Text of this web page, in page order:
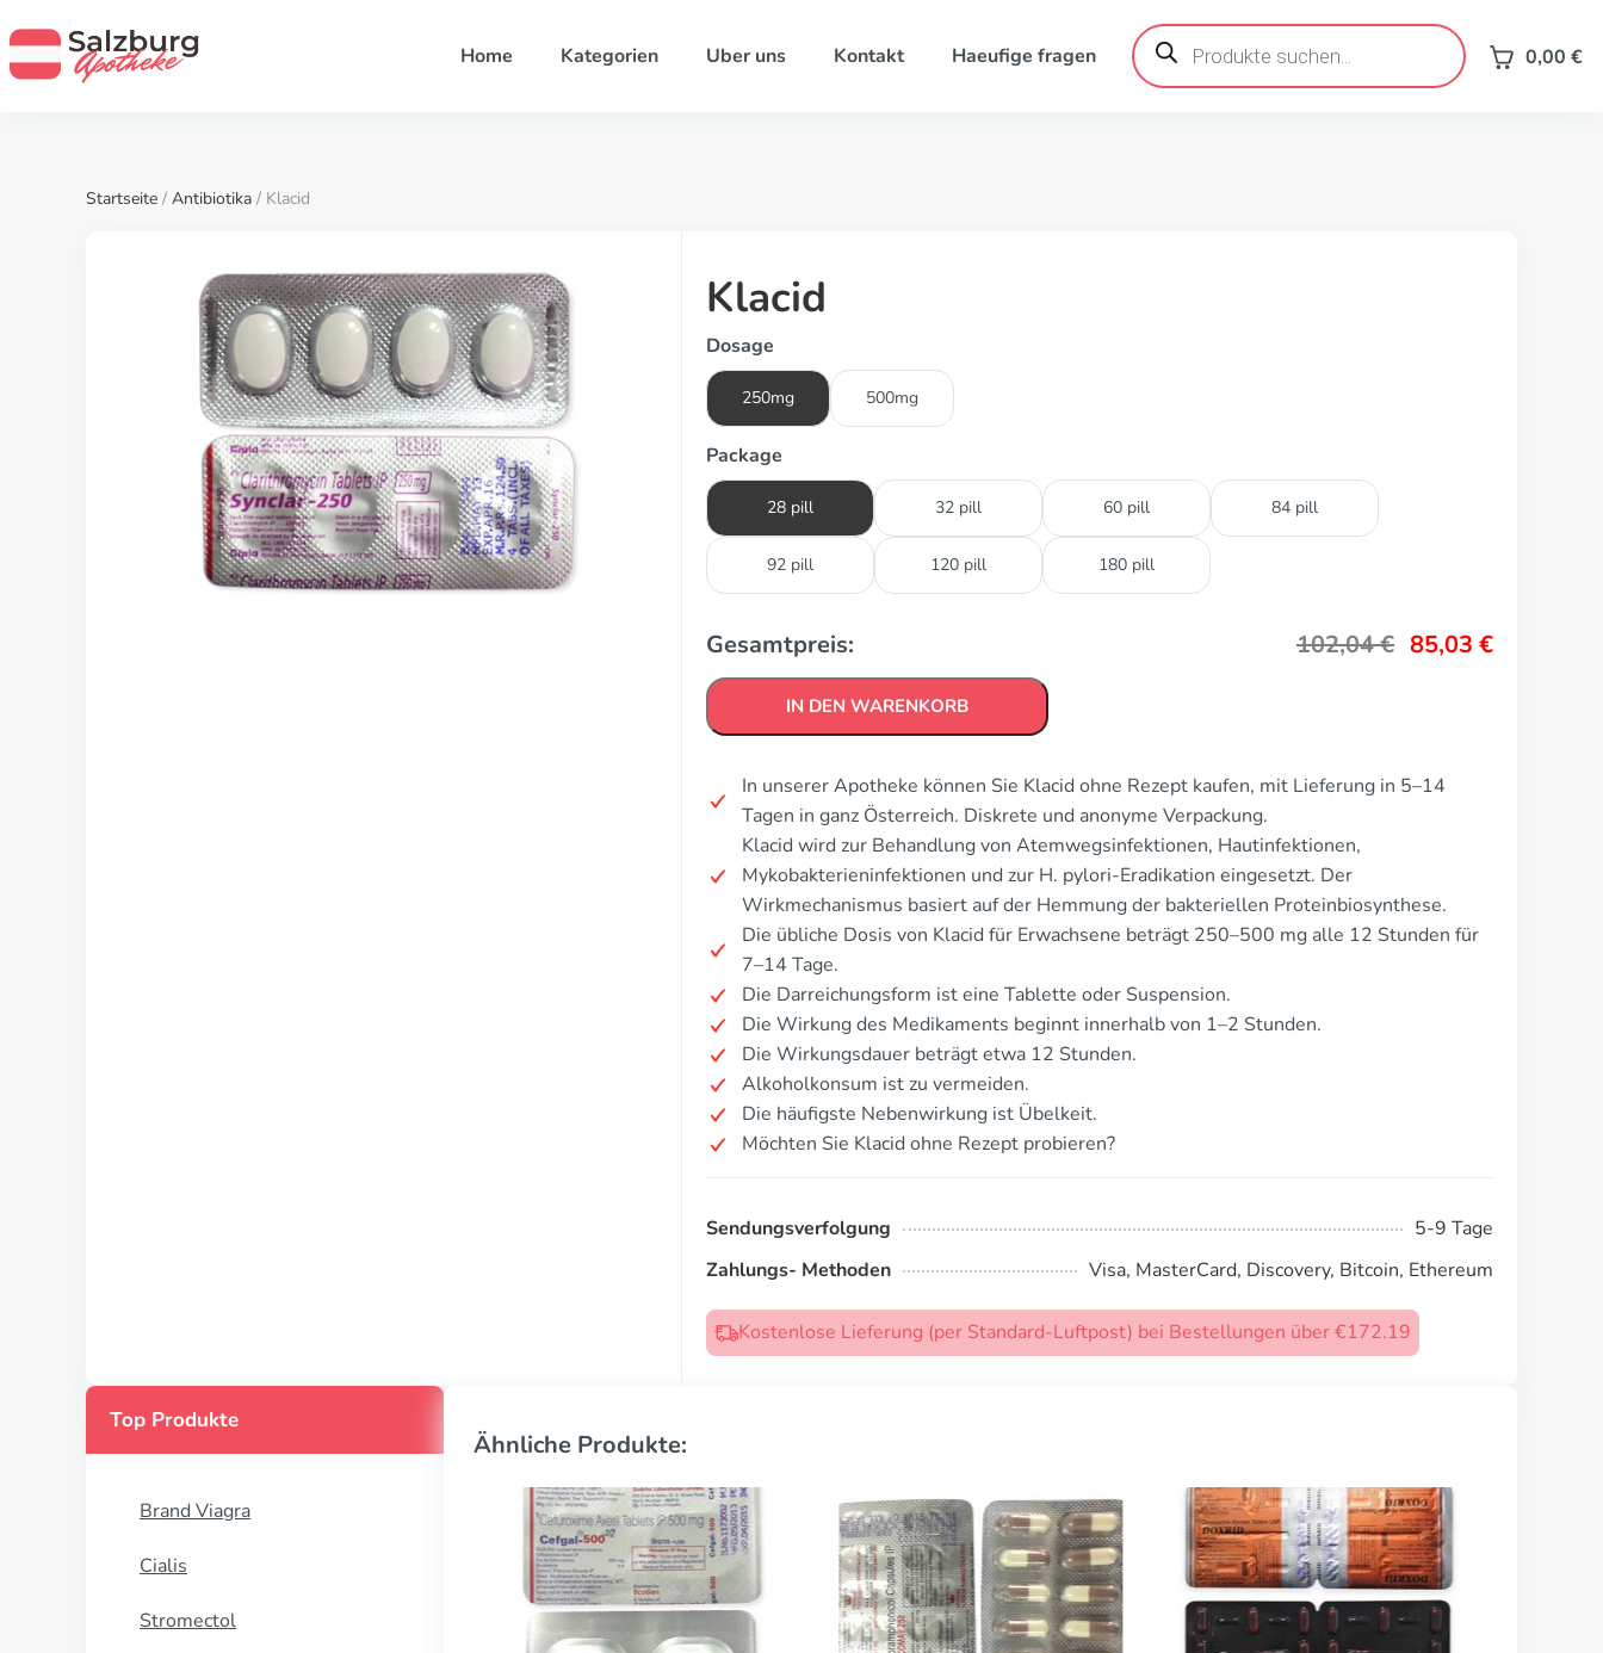
Home Kategorien Uber uns Kontakt Haeufige fragen
Products
search 0,00 €
Startseite / Antibiotika / Klacid
Klacid
Dosage
250mg 500mg
Package
28 pill 32 pill 60 pill 84 pill
92 pill 120 pill 180 pill
Gesamtpreis: 102,04€ 85,03 €
IN DEN WARENKORB
In unserer Apotheke können Sie Klacid ohne Rezept kaufen, mit Lieferung in 5–14
Tagen in ganz Österreich. Diskrete und anonyme Verpackung.
Klacid wird zur Behandlung von Atemwegsinfektionen, Hautinfektionen,
Mykobakterieninfektionen und zur H. pylori-Eradikation eingesetzt. Der
Wirkmechanismus basiert auf der Hemmung der bakteriellen Proteinbiosynthese.
Die übliche Dosis von Klacid für Erwachsene beträgt 250–500 mg alle 12 Stunden für
7–14 Tage.
Die Darreichungsform ist eine Tablette oder Suspension.
Die Wirkung des Medikaments beginnt innerhalb von 1–2 Stunden.
Die Wirkungsdauer beträgt etwa 12 Stunden.
Alkoholkonsum ist zu vermeiden.
Die häufigste Nebenwirkung ist Übelkeit.
Möchten Sie Klacid ohne Rezept probieren?
Sendungsverfolgung
5-9 Tage
Zahlungs- Methoden
Visa, MasterCard, Discovery, Bitcoin, Ethereum
Kostenlose Lieferung (per Standard-Luftpost) bei Bestellungen über €172.19
Top Produkte
Brand Viagra
Cialis
Stromectol
Ähnliche Produkte: